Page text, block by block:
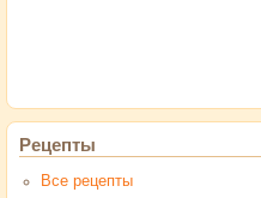
Рецепты
Все рецепты